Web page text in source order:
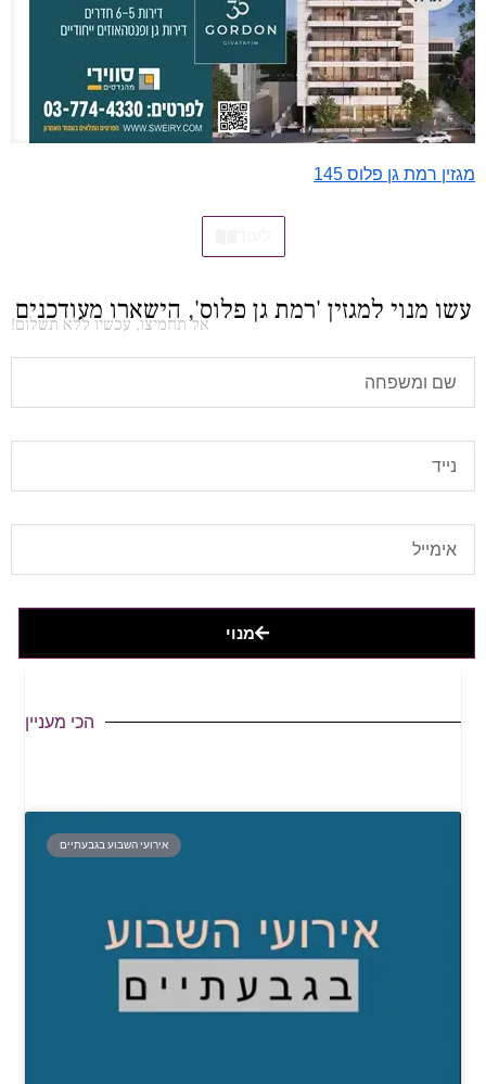
מגזין רמת גן פלוס 145
עשו מנוי למגזין 'רמת גן פלוס', הישארו מעודכנים
אל תחמיצו, עכשיו ללא תשלום!
מנוי
הכי מעניין
אירועי השבוע בגבעתיים